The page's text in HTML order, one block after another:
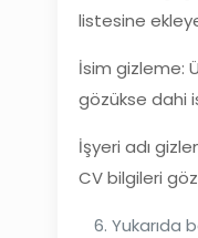
listesine
İsim gizleme:
gözükse dahi
İşyeri adı
CV bilgileri
Yukarıda